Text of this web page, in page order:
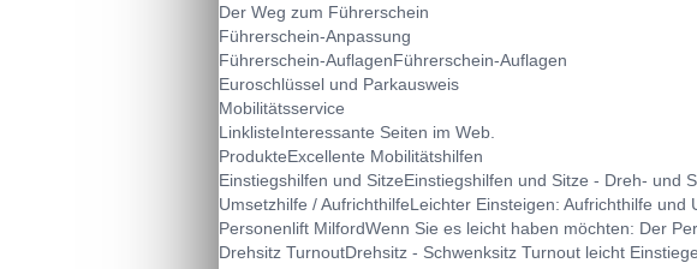
Der Weg zum Führerschein
Führerschein-Anpassung
Führerschein-AuflagenFührerschein-Auflagen
Euroschlüssel und Parkausweis
Mobilitätsservice
LinklisteInteressante Seiten im Web.
ProdukteExcellente Mobilitätshilfen
Einstiegshilfen und SitzeEinstiegshilfen und Sitze - Dreh- und
Umsetzhilfe / AufrichthilfeLeichter Einsteigen: Aufrichthilfe und
Personenlift MilfordWenn Sie es leicht haben möchten: Der
Drehsitz TurnoutDrehsitz - Schwenksitz Turnout leicht